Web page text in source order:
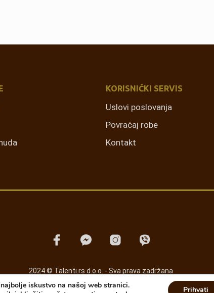
KORISNIČKI SERVIS
Uslovi poslovanja
Povraćaj robe
Kontakt
2024 © Talenti.rs d.o.o. - Sva prava zadržana
iskustvo na našoj web stranici.
Prihvati